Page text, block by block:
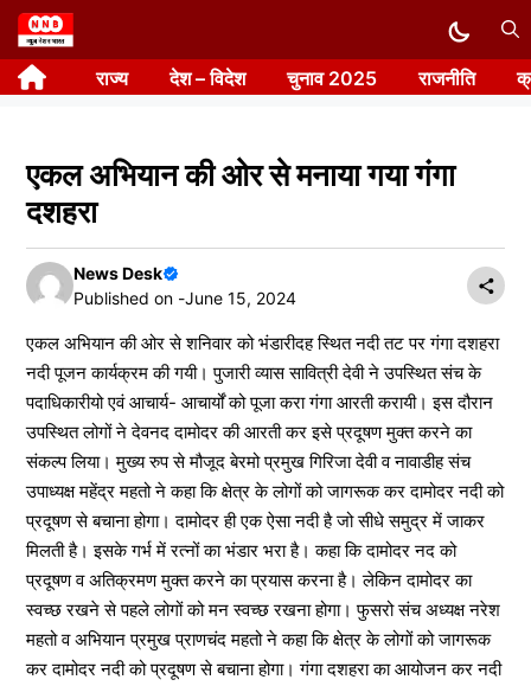
Skip
to
content राज्य देश – विदेश चुनाव 2025 राजनीति
एकल अभियान की ओर से मनाया गया गंगा
दशहरा
News Desk
Published on -June 15, 2024
एकल अभियान की ओर से शनिवार को भंडारीदह स्थित नदी तट पर गंगा दशहरा
नदी पूजन कार्यक्रम की गयी। पुजारी व्यास सावित्री देवी ने उपस्थित संच के
पदाधिकारीयो एवं आचार्य- आचार्यों को पूजा करा गंगा आरती करायी। इस दौरान
उपस्थित लोगों ने देवनद दामोदर की आरती कर इसे प्रदूषण मुक्त करने का
संकल्प लिया। मुख्य रुप से मौजूद बेरमो प्रमुख गिरिजा देवी व नावाडीह संच
उपाध्यक्ष महेंद्र महतो ने कहा कि क्षेत्र के लोगों को जागरूक कर दामोदर नदी को
प्रदूषण से बचाना होगा। दामोदर ही एक ऐसा नदी है जो सीधे समुद्र में जाकर
मिलती है। इसके गर्भ में रत्नों का भंडार भरा है। कहा कि दामोदर नद को
प्रदूषण व अतिक्रमण मुक्त करने का प्रयास करना है। लेकिन दामोदर का
स्वच्छ रखने से पहले लोगों को मन स्वच्छ रखना होगा। फुसरो संच अध्यक्ष नरेश
महतो व अभियान प्रमुख प्राणचंद महतो ने कहा कि क्षेत्र के लोगों को जागरूक
कर दामोदर नदी को प्रदूषण से बचाना होगा। गंगा दशहरा का आयोजन कर नदी